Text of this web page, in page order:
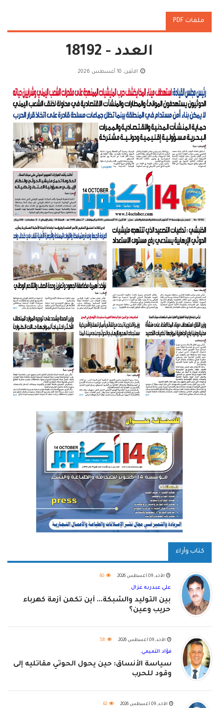
ملفات PDF
العدد - 18192
الاثنين, 10 أغسطس 2026
كتاب وآراء
الأحد, 09 أغسطس 2026 60
علي عبدربه غزال
بين التوليد والشبكة... أين تكمن أزمة كهرباء
حريب وعين؟
الأحد, 09 أغسطس 2026 58
فؤاد التميمي
سياسة الأنساق: حين يحول الحوثي مقاتليه إلى
وقود للحرب
الأحد, 09 أغسطس 2026 62